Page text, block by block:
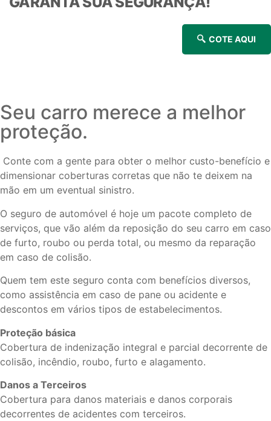
COTE AQUI
Seu carro merece a melhor
proteção.
Conte com a gente para obter o melhor custo-benefício e
dimensionar coberturas corretas que não te deixem na
mão em um eventual sinistro.
O seguro de automóvel é hoje um pacote completo de
serviços, que vão além da reposição do seu carro em caso
de furto, roubo ou perda total, ou mesmo da reparação
em caso de colisão.
Quem tem este seguro conta com benefícios diversos,
como assistência em caso de pane ou acidente e
descontos em vários tipos de estabelecimentos.
Proteção básica
Cobertura de indenização integral e parcial decorrente de
colisão, incêndio, roubo, furto e alagamento.
Danos a Terceiros
Cobertura para danos materiais e danos corporais
decorrentes de acidentes com terceiros.